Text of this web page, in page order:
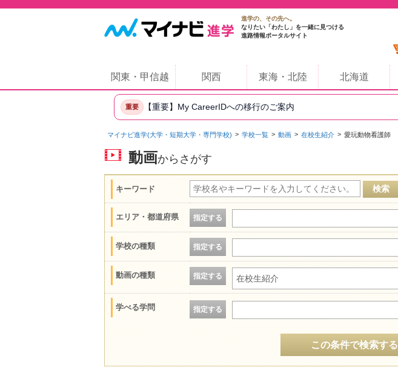
進学の、その先へ。
なりたい「わたし」を一緒に見つける
進路情報ポータルサイト
関東・甲信越 関西 東海・北陸 北海道
重要 【重要】My CareerIDへの移行のご案内
マイナビ進学(大学・短期大学・専門学校) 学校一覧 動画 在校生紹介 愛玩動物看護師
動画からさがす
キーワード
エリア・都道府県 指定する
学校の種類 指定する
動画の種類 指定する 在校生紹介
学べる学問 指定する
この条件で検索する